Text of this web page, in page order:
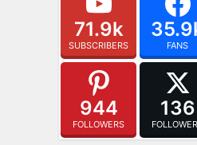
71.9k
SUBSCRIBERS FANS
944
FOLLOWERS
136